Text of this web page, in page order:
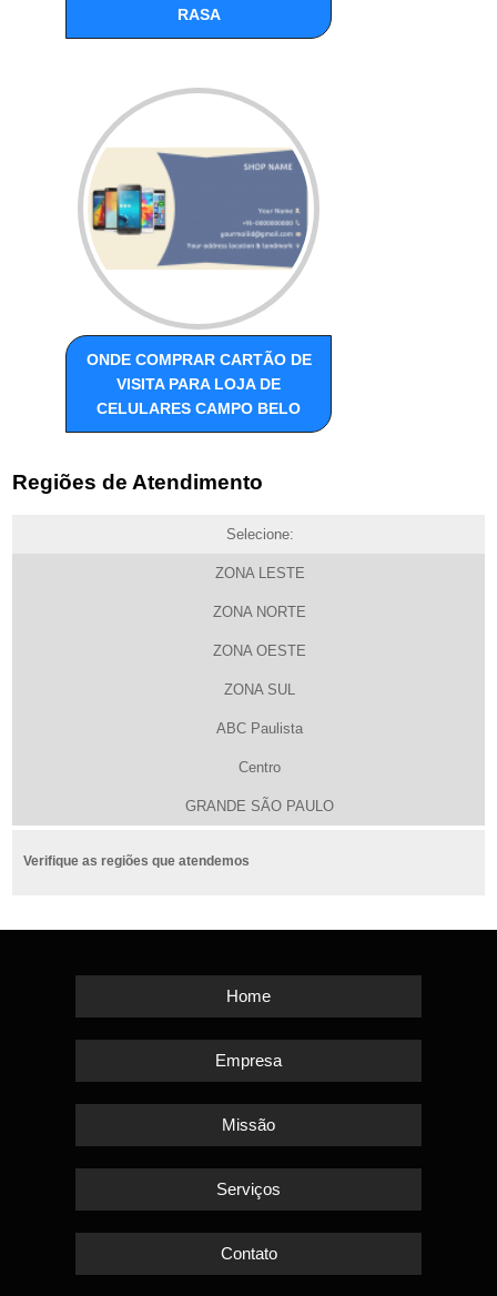
RASA
ONDE COMPRAR CARTÃO DE
VISITA PARA LOJA DE
CELULARES CAMPO BELO
Regiões de Atendimento
Selecione:
ZONA LESTE
ZONA NORTE
ZONA OESTE
ZONA SUL
ABC Paulista
Centro
GRANDE SÃO PAULO
Verifique as regiões que atendemos
Home
Empresa
Missão
Serviços
Contato